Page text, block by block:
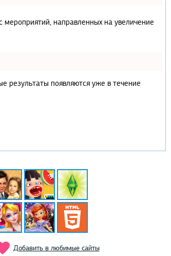
мероприятий, направленных на увеличение
результаты появляются уже в течение
Добавить в любимые сайты